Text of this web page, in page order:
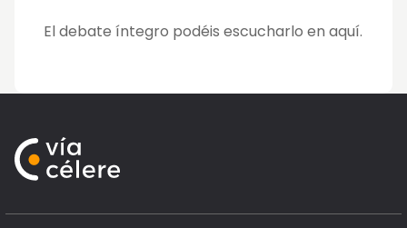
El debate íntegro podéis escucharlo en aquí.